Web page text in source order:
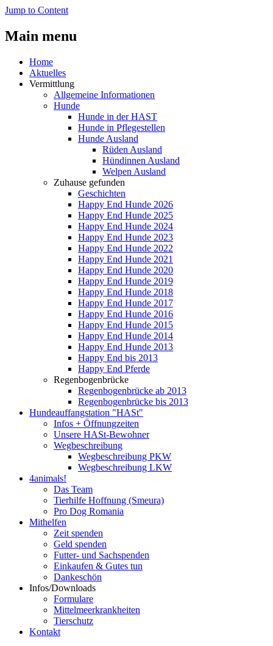
Jump to Content
Main menu
Home
Aktuelles
Vermittlung
Allgemeine Informationen
Hunde
Hunde in der HAST
Hunde in Pflegestellen
Hunde Ausland
Rüden Ausland
Hündinnen Ausland
Welpen Ausland
Zuhause gefunden
Geschichten
Happy End Hunde 2026
Happy End Hunde 2025
Happy End Hunde 2024
Happy End Hunde 2023
Happy End Hunde 2022
Happy End Hunde 2021
Happy End Hunde 2020
Happy End Hunde 2019
Happy End Hunde 2018
Happy End Hunde 2017
Happy End Hunde 2016
Happy End Hunde 2015
Happy End Hunde 2014
Happy End Hunde 2013
Happy End bis 2013
Happy End Pferde
Regenbogenbrücke
Regenbogenbrücke ab 2013
Regenbogenbrücke bis 2013
Hundeauffangstation "HASt"
Infos + Öffnungzeiten
Unsere HASt-Bewohner
Wegbeschreibung
Wegbeschreibung PKW
Wegbeschreibung LKW
4animals!
Das Team
Tierhilfe Hoffnung (Smeura)
Pro Dog Romania
Mithelfen
Zeit spenden
Geld spenden
Futter- und Sachspenden
Einkaufen & Gutes tun
Dankeschön
Infos/Downloads
Formulare
Mittelmeerkrankheiten
Tierschutz
Kontakt